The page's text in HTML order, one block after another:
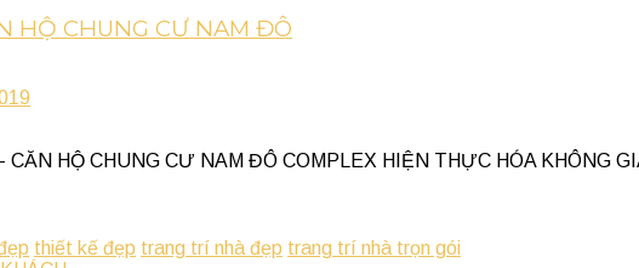
HỘ CHUNG CƯ NAM ĐÔ
HỘ CHUNG CƯ NAM ĐÔ COMPLEX HIỆN THỰC HÓA KHÔNG
thiết kế đẹp trang trí nhà đẹp trang trí nhà trọn gói